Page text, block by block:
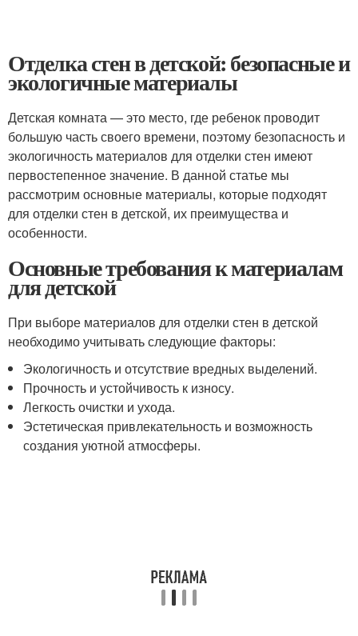
Отделка стен в детской: безопасные и
экологичные материалы
Детская комната — это место, где ребенок проводит
большую часть своего времени, поэтому безопасность и
экологичность материалов для отделки стен имеют
первостепенное значение. В данной статье мы
рассмотрим основные материалы, которые подходят
для отделки стен в детской, их преимущества и
особенности.
Основные требования к материалам
для детской
При выборе материалов для отделки стен в детской
необходимо учитывать следующие факторы:
Экологичность и отсутствие вредных выделений.
Прочность и устойчивость к износу.
Легкость очистки и ухода.
Эстетическая привлекательность и возможность
создания уютной атмосферы.